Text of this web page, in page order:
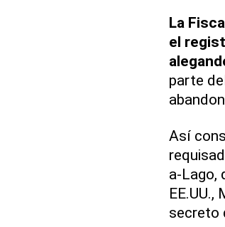
La
el
parte
Así
a-Lago,
secreto